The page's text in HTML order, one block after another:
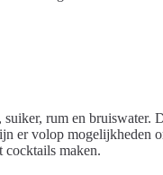
rum en bruiswater.
er volop mogelijkheden
cocktails maken.